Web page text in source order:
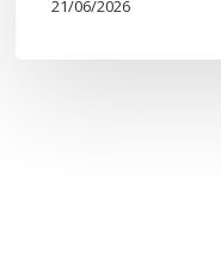
21/06/2026